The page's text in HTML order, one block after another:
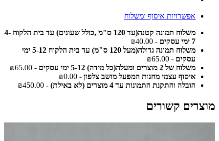
אפשרויות איסוף ומשלוח
משלוח תמונה קטנה(עד 120 ס"מ ,כולל שעונים) עד בית הלקוח 4-
7 ימי עסקים
- ₪40.00
משלוח תמונה גדולה(מעל 120 ס"מ) עד בית הלקוח 5-12 ימי
עסקים - ₪65.00
משלוח של 2 מוצרים ומעלה(כל מידה) 5-12 ימי עסקים
- ₪65.00
איסוף עצמי מחנות המפעל מושב צלפון - ₪0.00
הובלה והתקנת התמונות עד 4 מוצרים (לא באילת)
- ₪450.00
מוצרים קשורים